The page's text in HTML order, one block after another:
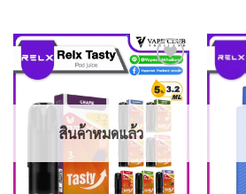
Add
to
wishlist
สินค้าหมดแล้ว